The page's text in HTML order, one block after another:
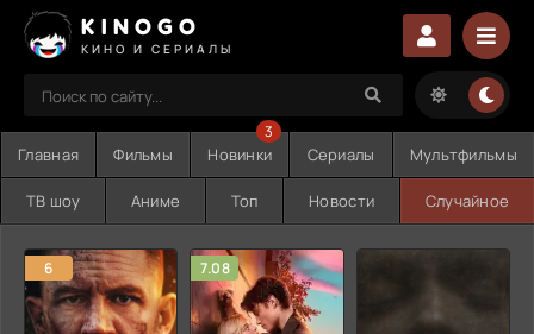
KINOGO
КИНО И СЕРИАЛЫ
Главная Фильмы Новинки
3
Сериалы Мультфильмы
ТВ шоу Аниме Топ Новости Случайное
6 7.08